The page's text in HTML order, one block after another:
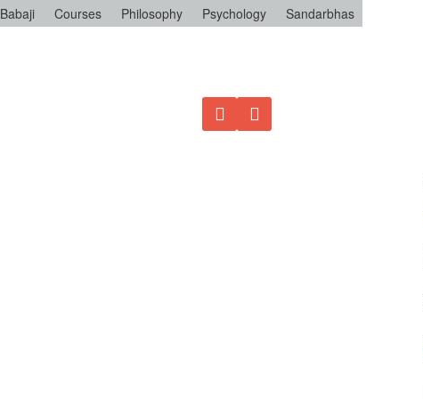
Babaji Courses Philosophy Psychology Sandarbhas